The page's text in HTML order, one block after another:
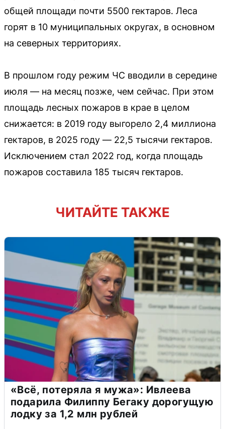
общей площади почти 5500 гектаров. Леса
горят в 10 муниципальных округах, в основном
на северных территориях.
В прошлом году режим ЧС вводили в середине
июля — на месяц позже, чем сейчас. При этом
площадь лесных пожаров в крае в целом
снижается: в 2019 году выгорело 2,4 миллиона
гектаров, в 2025 году — 22,5 тысячи гектаров.
Исключением стал 2022 год, когда площадь
пожаров составила 185 тысяч гектаров.
ЧИТАЙТЕ ТАКЖЕ
«Всё, потеряла я мужа»: Ивлеева
подарила Филиппу Бегаку дорогущую
лодку за 1,2 млн рублей